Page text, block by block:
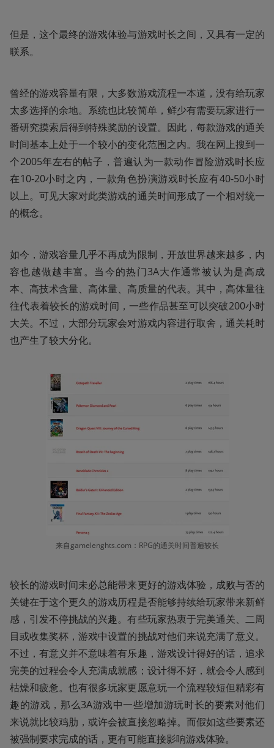
但是，这个最终的游戏体验与游戏时长之间，又具有一定的
联系。
曾经的游戏容量有限，大多数游戏流程一本道，没有给玩家
太多选择的余地。系统也比较简单，鲜少有需要玩家进行一
番研究摸索后得到特殊奖励的设置。因此，每款游戏的通关
时间基本上处于一个较小的变化范围之内。我在网上搜到一
个2005年左右的帖子，普遍认为一款动作冒险游戏时长应
在10-20小时之内，一款角色扮演游戏时长应有40-50小时
以上。可见大家对此类游戏的通关时间形成了一个相对统一
的概念。
如今，游戏容量几乎不再成为限制，开放世界越来越多，内
容也越做越丰富。当今的热门3A大作通常被认为是高成
本、高技术含量、高体量、高质量的代表。其中，高体量往
往代表着较长的游戏时间，一些作品甚至可以突破200小时
大关。不过，大部分玩家会对游戏内容进行取舍，通关耗时
也产生了较大分化。
来自gamelenghts.com：RPG的通关时间普遍较长
较长的游戏时间未必总能带来更好的游戏体验，成败与否的
关键在于这个更久的游戏历程是否能够持续给玩家带来新鲜
感，引发不停挑战的兴趣。有些玩家热衷于完美通关、二周
目或收集奖杯，游戏中设置的挑战对他们来说充满了意义。
不过，有意义并不意味着有乐趣，游戏设计得好的话，追求
完美的过程会令人充满成就感；设计得不好，就会令人感到
枯燥和疲惫。也有很多玩家更愿意玩一个流程较短但精彩有
趣的游戏，那么3A游戏中一些增加游玩时长的要素对他们
来说就比较鸡肋，或许会被直接忽略掉。而假如这些要素还
被强制要求完成的话，更有可能直接影响游戏体验。